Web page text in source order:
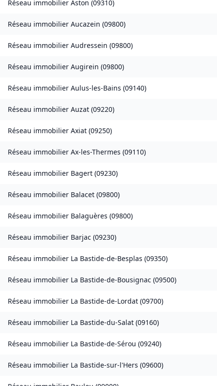
Réseau immobilier Aston (09310)
Réseau immobilier Aucazein (09800)
Réseau immobilier Audressein (09800)
Réseau immobilier Augirein (09800)
Réseau immobilier Aulus-les-Bains (09140)
Réseau immobilier Auzat (09220)
Réseau immobilier Axiat (09250)
Réseau immobilier Ax-les-Thermes (09110)
Réseau immobilier Bagert (09230)
Réseau immobilier Balacet (09800)
Réseau immobilier Balaguères (09800)
Réseau immobilier Barjac (09230)
Réseau immobilier La Bastide-de-Besplas (09350)
Réseau immobilier La Bastide-de-Bousignac (09500)
Réseau immobilier La Bastide-de-Lordat (09700)
Réseau immobilier La Bastide-du-Salat (09160)
Réseau immobilier La Bastide-de-Sérou (09240)
Réseau immobilier La Bastide-sur-l'Hers (09600)